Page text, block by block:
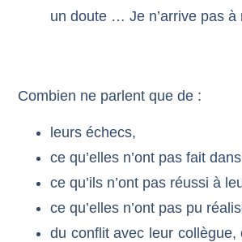
un doute … Je n’arrive pas
Combien ne parlent que de :
leurs échecs,
ce qu’elles n’ont pas fait
ce qu’ils n’ont pas réussi à
ce qu’elles n’ont pas pu
du conflit avec leur collègue,